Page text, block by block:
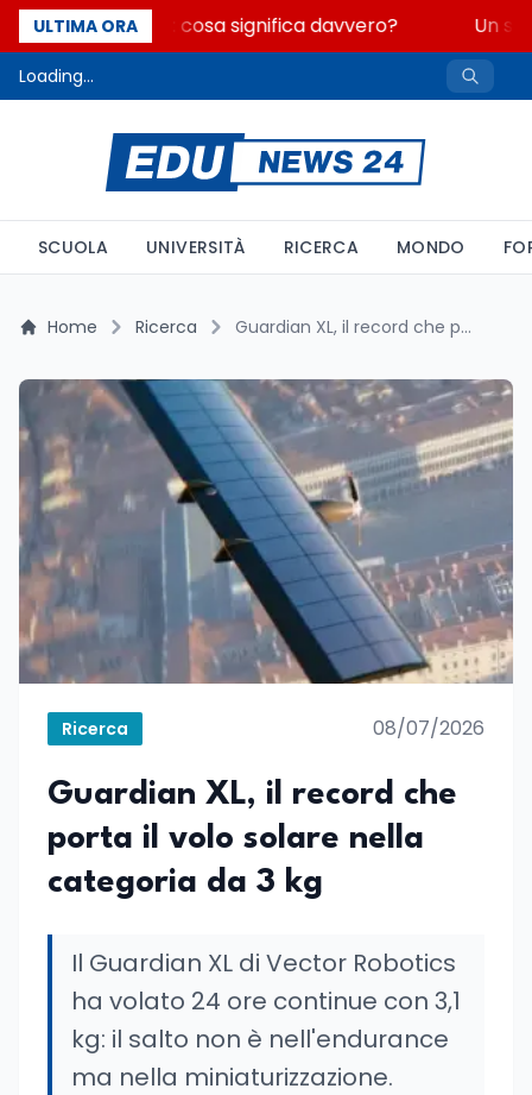
ULTIMA ORA
Fondo perduto: cosa significa davvero? Un
Loading...
SCUOLA UNIVERSITÀ RICERCA MONDO
Home Ricerca Guardian XL, il record che porta il volo solare nella categoria da 3 kg
Ricerca 08/07/2026
Guardian XL, il record che
porta il volo solare nella
categoria da 3 kg
Il Guardian XL di Vector Robotics
ha volato 24 ore continue con 3,1
kg: il salto non è nell'endurance
ma nella miniaturizzazione.